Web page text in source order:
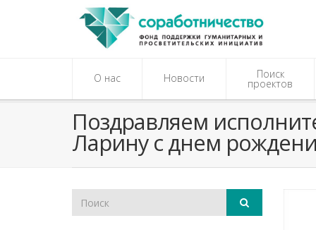
О нас Новости Поиск
проектов
​Поздравляем
Ларину с днем